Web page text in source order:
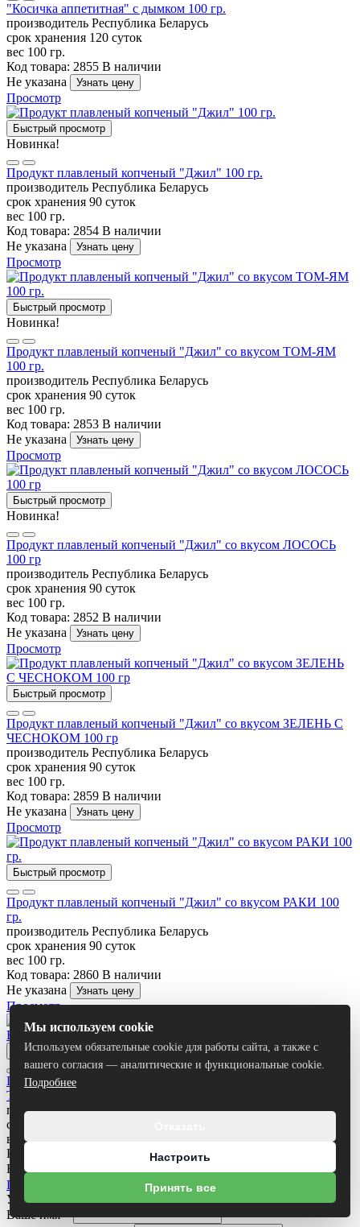
"Косичка аппетитная" с дымком 100 гр.
производитель Республика Беларусь
срок хранения 120 суток
вес 100 гр.
Код товара: 2855 В наличии
Не указана
Узнать цену
Просмотр
Быстрый просмотр
Новинка!
Продукт плавленый копченый "Джил" 100 гр.
производитель Республика Беларусь
срок хранения 90 суток
вес 100 гр.
Код товара: 2854 В наличии
Не указана
Узнать цену
Просмотр
Быстрый просмотр
Новинка!
Продукт плавленый копченый "Джил" со вкусом ТОМ-ЯМ
100 гр.
производитель Республика Беларусь
срок хранения 90 суток
вес 100 гр.
Код товара: 2853 В наличии
Не указана
Узнать цену
Просмотр
Быстрый просмотр
Новинка!
Продукт плавленый копченый "Джил" со вкусом ЛОСОСЬ
100 гр
производитель Республика Беларусь
срок хранения 90 суток
вес 100 гр.
Код товара: 2852 В наличии
Не указана
Узнать цену
Просмотр
Быстрый просмотр
Продукт плавленый копченый "Джил" со вкусом ЗЕЛЕНЬ С
ЧЕСНОКОМ 100 гр
производитель Республика Беларусь
срок хранения 90 суток
вес 100 гр.
Код товара: 2859 В наличии
Не указана
Узнать цену
Просмотр
Быстрый просмотр
Продукт плавленый копченый "Джил" со вкусом РАКИ 100
гр.
производитель Республика Беларусь
срок хранения 90 суток
вес 100 гр.
Код товара: 2860 В наличии
Не указана
Узнать цену
Просмотр
Быстрый просмотр
Продукт плавленый копченый "Джил" со вкусом ВЯЛЕНЫЕ
ТОМАТЫ 100 гр.
производитель Республика Беларусь
срок хранения
вес
100 гр.
Код товара: 2861
В наличии
Не указана
Просмотр
Узнать цену товара
Ваше имя*
Мы используем cookie
Используем обязательные cookie для работы сайта, а также с
вашего согласия — аналитические и функциональные cookie.
Подробнее
Настроить
Принять все